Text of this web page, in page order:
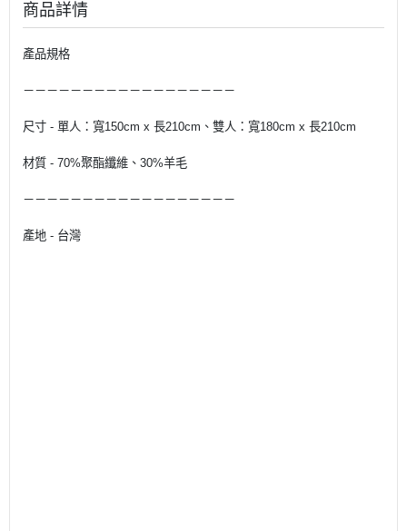
商品詳情
產品規格
－－－－－－－－－－－－－－－－－－
尺寸 - 單人：寬150cm x 長210cm、雙人：寬180cm x 長210cm
材質 - 70%聚酯纖維、30%羊毛
－－－－－－－－－－－－－－－－－－
產地 - 台灣